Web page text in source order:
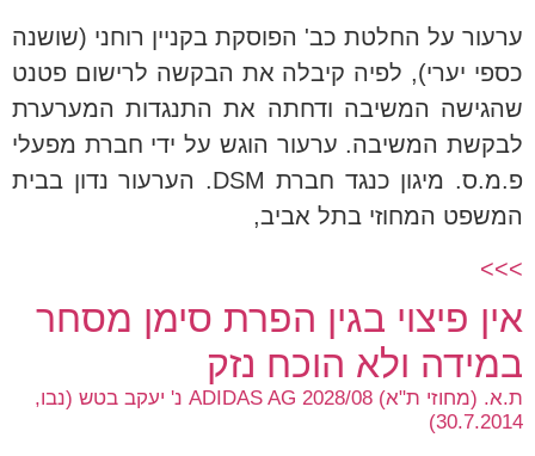
ערעור על החלטת כב' הפוסקת בקניין רוחני (שושנה
כספי יערי), לפיה קיבלה את הבקשה לרישום פטנט
שהגישה המשיבה ודחתה את התנגדות המערערת
לבקשת המשיבה. ערעור הוגש על ידי חברת מפעלי
פ.מ.ס. מיגון כנגד חברת DSM. הערעור נדון בבית
המשפט המחוזי בתל אביב,
>>>
אין פיצוי בגין הפרת סימן מסחר
במידה ולא הוכח נזק
ת.א. (מחוזי ת"א) 2028/08 ADIDAS AG נ' יעקב בטש (נבו,
30.7.2014)